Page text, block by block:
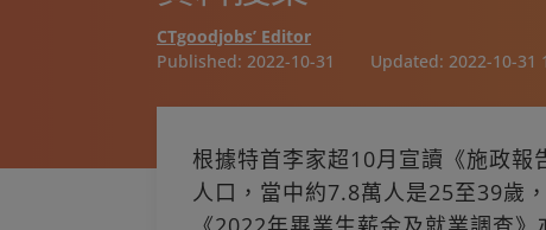
CTgoodjobs’ Editor
Published: 2022-10-31 Updated: 2022-10-31
根據特首李家超10月宣讀《施政報
人口，當中約7.8萬人是25至39歲